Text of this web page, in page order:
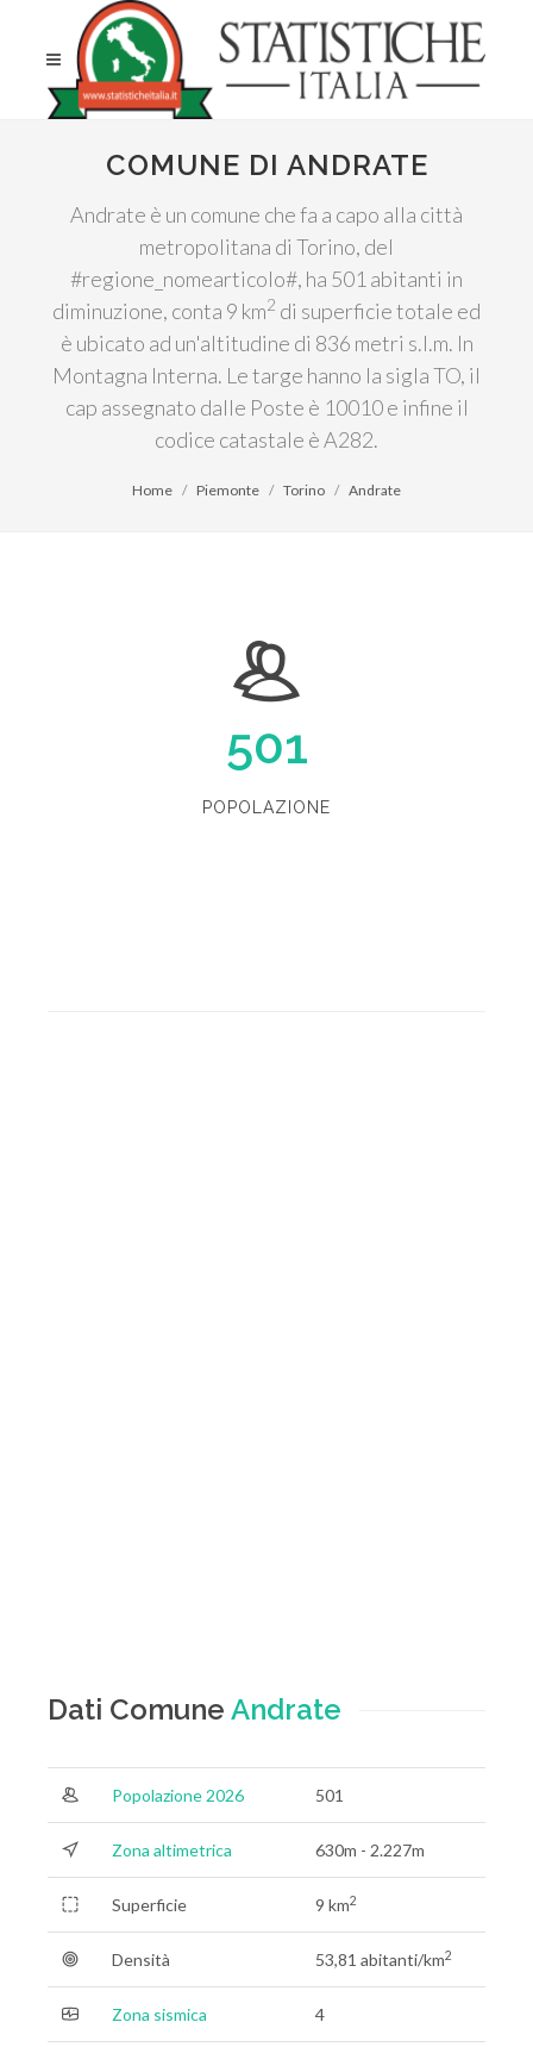
COMUNE DI ANDRATE
Andrate è un comune che fa a capo alla città
metropolitana di Torino, del
#regione_nomearticolo#, ha 501 abitanti in
diminuzione, conta 9 km2 di superficie totale ed
è ubicato ad un'altitudine di 836 metri s.l.m. In
Montagna Interna. Le targe hanno la sigla TO, il
cap assegnato dalle Poste è 10010 e infine il
codice catastale è A282.
Home Piemonte Torino Andrate
501
POPOLAZIONE
Dati Comune Andrate
Popolazione 2026 501
Zona altimetrica 630m - 2.227m
Superficie 9 km2
Densità 53,81 abitanti/km2
Zona sismica 4